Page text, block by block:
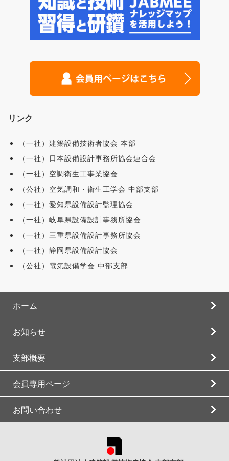
リンク
（一社）建築設備技術者協会 本部
（一社）日本設備設計事務所協会連合会
（一社）空調衛生工事業協会
（公社）空気調和・衛生工学会 中部支部
（一社）愛知県設備設計監理協会
（一社）岐阜県設備設計事務所協会
（一社）三重県設備設計事務所協会
（一社）静岡県設備設計協会
（公社）電気設備学会 中部支部
ホーム
お知らせ
支部概要
会員専用ページ
お問い合わせ